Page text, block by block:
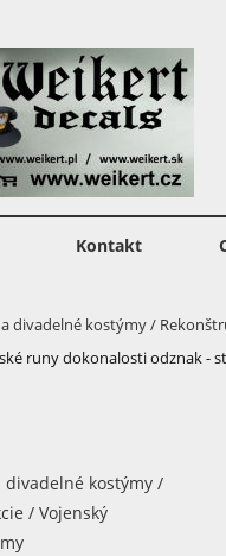
Kontakt
divadelné kostýmy /
runy dokonalosti odznak -
divadelné kostýmy /
/ Vojenský